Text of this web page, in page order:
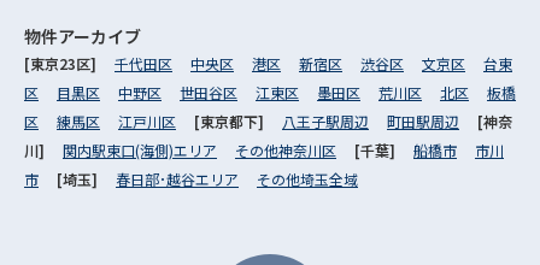
物件アーカイブ
[東京23区] 千代田区 中央区 港区 新宿区 渋谷区 文京区
台東
区
目黒区 中野区 世田谷区 江東区 墨田区 荒川区 北区
板橋
区
練馬区 江戸川区 [東京都下] 八王子駅周辺 町田駅周辺
[神奈
川] 関内駅東口(海側)エリア その他神奈川区 [千葉] 船橋市
市川
市
[埼玉] 春日部･越谷エリア その他埼玉全域